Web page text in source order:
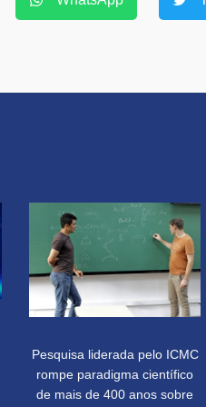
Pesquisa liderada pelo ICMC
rompe paradigma científico
de mais de 400 anos sobre